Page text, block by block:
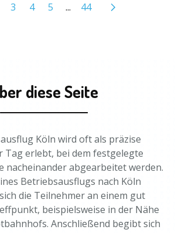
3 4 5 ... 44
diese Seite
Köln wird oft als präzise
erlebt, bei dem festgelegte
nacheinander abgearbeitet werden.
Betriebsausflugs nach Köln
die Teilnehmer an einem gut
beispielsweise in der Nähe
Anschließend begibt sich